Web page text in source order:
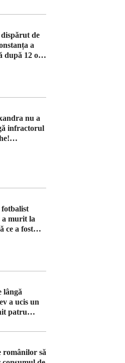
de
a
după 12 ore
nu a
infractorul
a murit la
ce a fost
lângă
a ucis un
patru
românilor să